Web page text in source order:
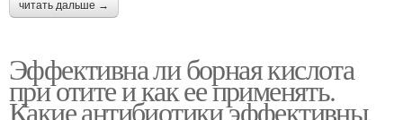
читать дальше →
Эффективна ли борная кислота
при отите и как ее применять.
Какие антибиотики эффективны